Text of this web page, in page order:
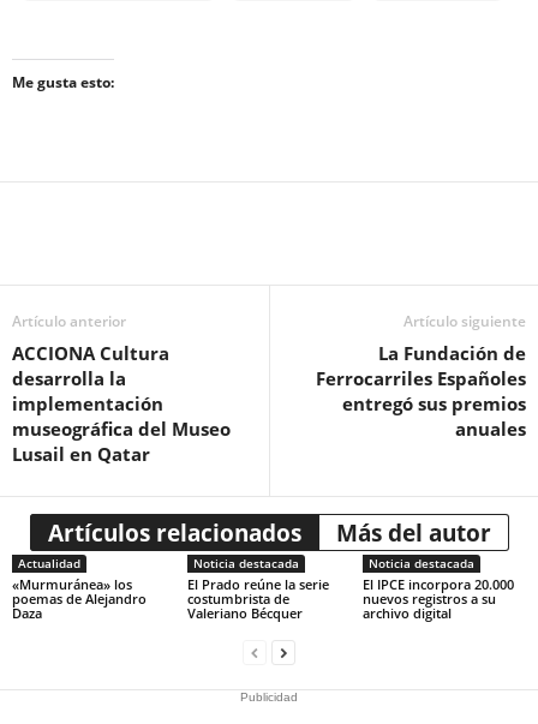
Me gusta esto:
Artículo anterior
ACCIONA Cultura
desarrolla la
implementación
museográfica del Museo
Lusail en Qatar
Artículo siguiente
La Fundación de
Ferrocarriles Españoles
entregó sus premios
anuales
Artículos relacionados Más del autor
Actualidad
«Murmuránea» los
poemas de Alejandro
Daza
Noticia destacada
El Prado reúne la serie
costumbrista de
Valeriano Bécquer
Noticia destacada
El IPCE incorpora 20.000
nuevos registros a su
archivo digital
Publicidad